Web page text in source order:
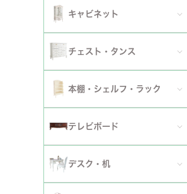
オットマン・スツール
ファブリックソファ
革・レザー・合皮ソファ
撥水加工ソファ
ローテーブル・センターテーブル
ダブルベッド
ワイドダブルベッド
クイーンベッド
キングベッド
マットレス
伸長式テーブルセット
ファブリックチェアセット
ダイニングテーブル
アームチェア
デスクチェア・オフィスチェア
ロッキングチェア
リクライニングチェア
パーソナルチェア
全てのテーブル
ローテーブル・センターテーブル
コンソールテーブル
丸テーブル・楕円テーブル
伸長式・エクステンションテーブル
キャビネット
キャビネット・カップボード
セット
チェスト・タンス
全てのチェスト・タンス
幅51～90cm
本棚・シェルフ・ラック
全ての本棚・シェルフ・ラック
セット
テレビボード
全てのテレビボード
デスク・机